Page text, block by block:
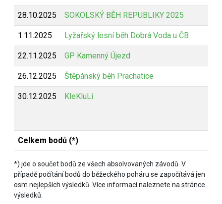
28.10.2025 SOKOLSKÝ BĚH REPUBLIKY 2025
1.11.2025 Lyžařský lesní běh Dobrá Voda u ČB
22.11.2025 GP Kamenný Újezd
26.12.2025 Štěpánský běh Prachatice
30.12.2025 KleKluLi
Celkem bodů (*)
*) jde o součet bodů ze všech absolvovaných závodů. V
případě počítání bodů do běžeckého poháru se započítává jen
osm nejlepších výsledků. Více informací naleznete na stránce
výsledků.